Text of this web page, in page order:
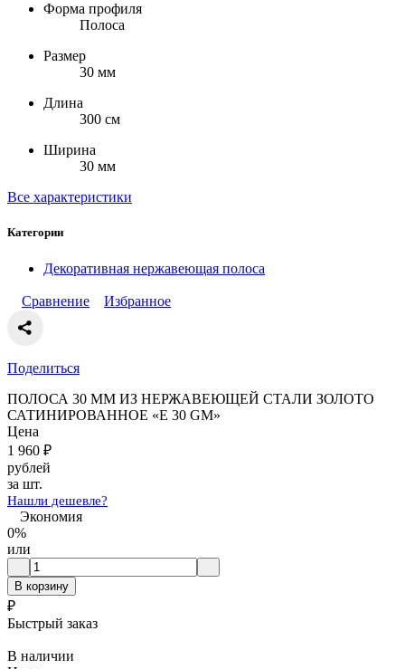
Форма профиля
Полоса
Размер
30 мм
Длина
300 см
Ширина
30 мм
Все характеристики
Категории
Декоративная нержавеющая полоса
Сравнение Избранное
Поделиться
ПОЛОСА 30 ММ ИЗ НЕРЖАВЕЮЩЕЙ СТАЛИ ЗОЛОТО
САТИНИРОВАННОЕ «E 30 GM»
Цена
1 960 ₽
рублей
за шт.
Нашли дешевле?
Экономия
0%
или
В корзину
₽
Быстрый заказ
В наличии